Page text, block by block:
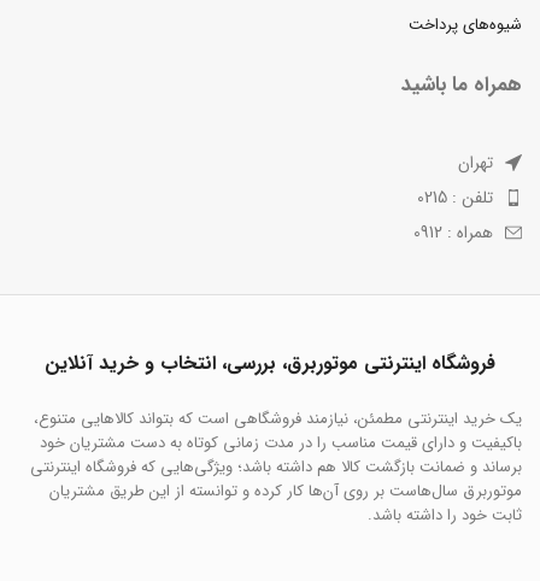
شیوه‌های پرداخت
همراه ما باشید
تهران
تلفن : 0215
همراه : 0912
فروشگاه اینترنتی موتوربرق، بررسی، انتخاب و خرید آنلاین
یک خرید اینترنتی مطمئن، نیازمند فروشگاهی است که بتواند کالاهایی متنوع،
باکیفیت و دارای قیمت مناسب را در مدت زمانی کوتاه به دست مشتریان خود
برساند و ضمانت بازگشت کالا هم داشته باشد؛ ویژگی‌هایی که فروشگاه اینترنتی
موتوربرق سال‌هاست بر روی آن‌ها کار کرده و توانسته از این طریق مشتریان
ثابت خود را داشته باشد.